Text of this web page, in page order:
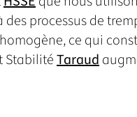
processus de
ce qui
StabilitéTaraud